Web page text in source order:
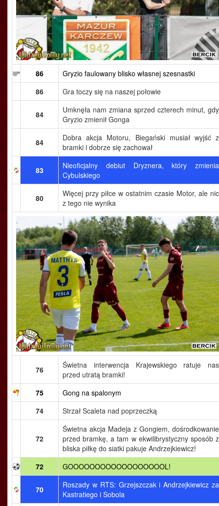
86
Gryzio faulowany blisko własnej szesnastki
86
Gra toczy się na naszej połowie
84
Umknęła nam zmiana sprzed czterech minut, gdy
Gryzio zmienił Gonga
84
Dobra akcja Motoru, Biegański musiał wyjść z
bramki i dobrze się zachował
83
Nieoficjalny debiut Dryznera, który zmienia
Cybulskiego
80
Więcej przy piłce w ostatnim czasie Motor, ale nic
z tego nie wynika
76
Świetna interwencja Krajewskiego ratuje nas
przed utratą bramki!
75
Gong na spalonym
74
Strzał Scaleta nad poprzeczką
72
Świetna akcja Madeja z Gongiem, dośrodkowanie
przed bramkę, a tam w ekwilibrystyczny sposób z
bliska piłkę do siatki pakuje Andrzejkiewicz!
72
GOOOOOOOOOOOOOOOOOOL!
70
Roszady w RTS: Grzejszczak i Andrzejkiewicz za
Kastratiego i Sobola